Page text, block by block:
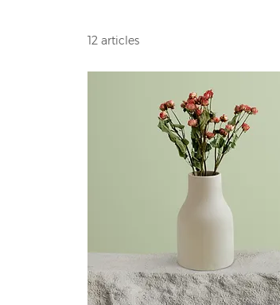
12 articles